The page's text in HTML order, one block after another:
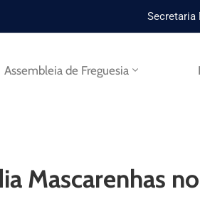
Secretaria
Assembleia de Freguesia
Mascarenhas